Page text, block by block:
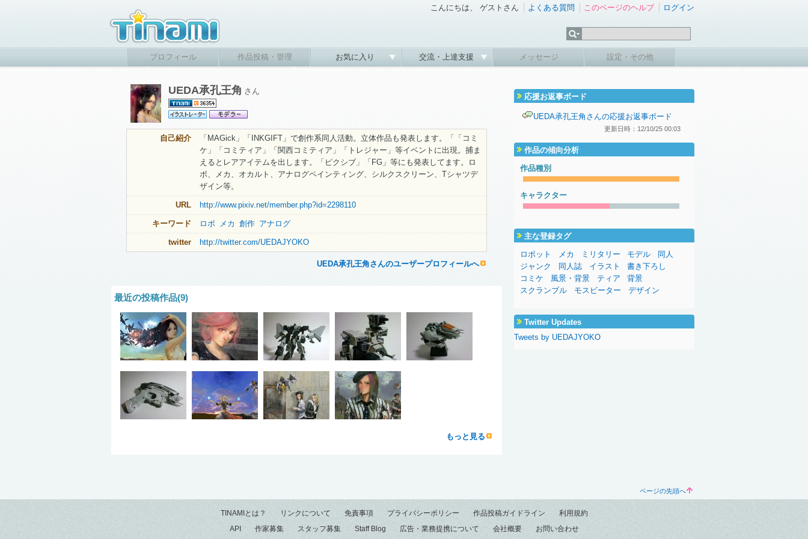
こんにちは、 ゲストさん よくある質問 このページのヘルプ ログイン
プロフィール 作品投稿・管理 お気に入り 交流・上達支援 メッセージ 設定・その他
UEDA承孔王角 さん
自己紹介
「MAGick」「INKGIFT」で創作系同人活動。立体作品も発表します。「「コミ
ケ」「コミティア」「関西コミティア」「トレジャー」等イベントに出現。捕ま
えるとレアアイテムを出します。「ピクシブ」「FG」等にも発表してます。ロ
ボ、メカ、オカルト、アナログペインティング、シルクスクリーン、Tシャツデ
ザイン等。
URL http://www.pixiv.net/member.php?id=2298110
キーワード ロボ メカ 創作 アナログ
twitter http://twitter.com/UEDAJYOKO
UEDA承孔王角さんのユーザープロフィールへ
最近の投稿作品(9)
もっと見る
応援お返事ボード
UEDA承孔王角さんの応援お返事ボード
更新日時：12/10/25 00:03
作品の傾向分析
作品種別
キャラクター
主な登録タグ
ロボット
メカ ミリタリー モデル
同人
ジャンク
同人誌 イラスト
書き下ろし
コミケ
風景・背景 ティア
背景
スクランブル
モスビーター デザイン
Twitter Updates
Tweets by UEDAJYOKO
ページの先頭へ
TINAMIとは？ リンクについて 免責事項 プライバシーポリシー 作品投稿ガイドライン
利用規約
API
作家募集 スタッフ募集 Staff Blog 広告・業務提携について 会社概要 お問い合わせ